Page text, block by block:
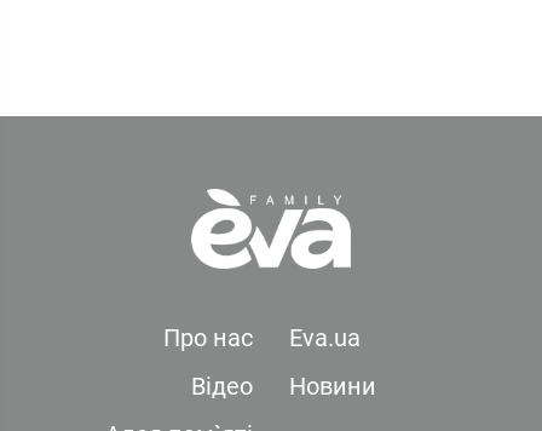
Про нас
Eva.ua
Відео
Новини